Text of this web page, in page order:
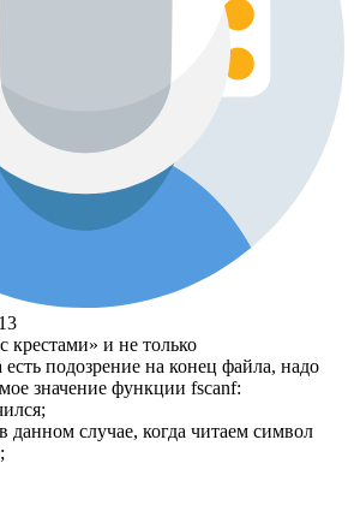
крестами» и не только
есть подозрение на конец файла, надо
значение функции fscanf:
данном случае, когда читаем символ